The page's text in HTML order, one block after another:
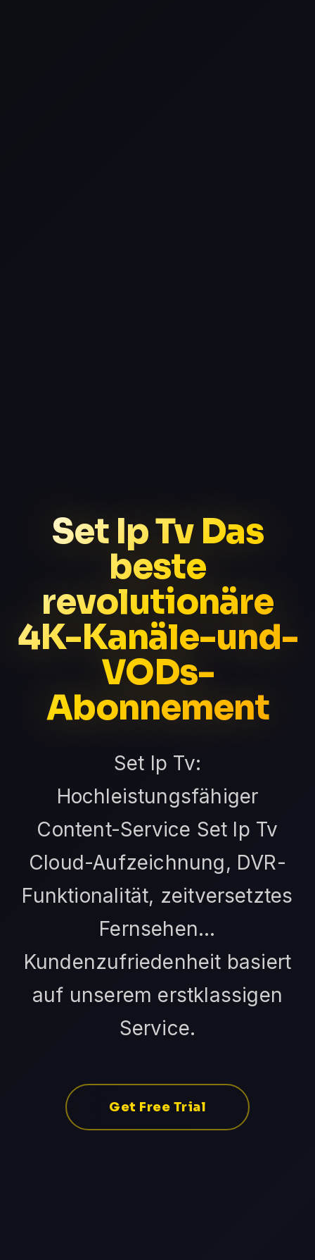
Set Ip Tv Das
beste
revolutionäre
4K-Kanäle-und-
VODs-
Abonnement
Set Ip Tv:
Hochleistungsfähiger
Content-Service Set Ip Tv
Cloud-Aufzeichnung, DVR-
Funktionalität, zeitversetztes
Fernsehen...
Kundenzufriedenheit basiert
auf unserem erstklassigen
Service.
Get Free Trial